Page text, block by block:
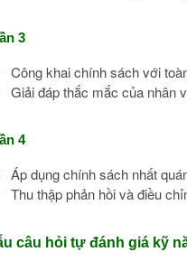
3
Công khai chính sách với
Giải đáp thắc mắc của nhân
4
Áp dụng chính sách nhất
Thu thập phản hồi và điều
câu hỏi tự đánh giá kỹ